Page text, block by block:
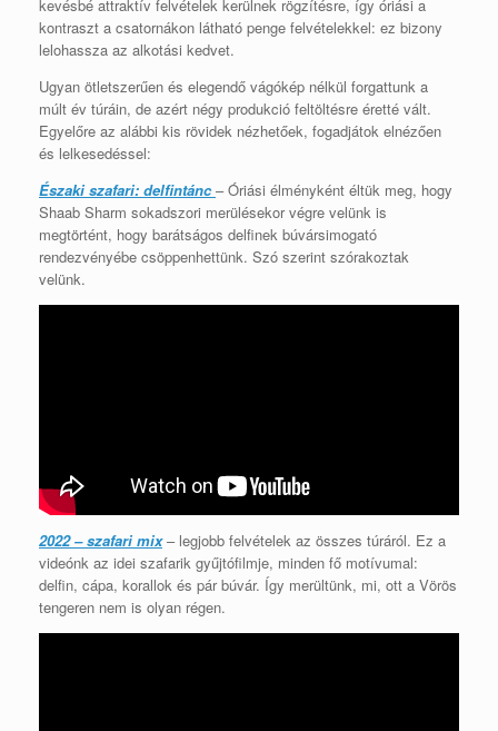
kevésbé attraktív felvételek kerülnek rögzítésre, így óriási a
kontraszt a csatornákon látható penge felvételekkel: ez bizony
lelohassza az alkotási kedvet.
Ugyan ötletszerűen és elegendő vágókép nélkül forgattunk a
múlt év túráin, de azért négy produkció feltöltésre éretté vált.
Egyelőre az alábbi kis rövidek nézhetőek, fogadjátok elnézően
és lelkesedéssel:
Északi szafari: delfintánc– Óriási élményként éltük meg, hogy
Shaab Sharm sokadszori merülésekor végre velünk is
megtörtént, hogy barátságos delfinek búvársimogató
rendezvényébe csöppenhettünk. Szó szerint szórakoztak
velünk.
2022 – szafari mix – legjobb felvételek az összes túráról. Ez a
videónk az idei szafarik gyűjtófilmje, minden fő motívumal:
delfin, cápa, korallok és pár búvár. Így merültünk, mi, ott a Vörös
tengeren nem is olyan régen.